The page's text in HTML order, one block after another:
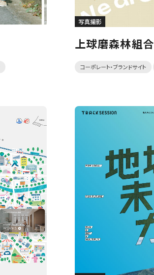
写真撮影
上球磨森林組合
コーポレート・ブランドサイト